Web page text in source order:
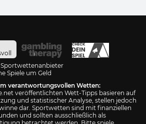
Spiele um Geld
verantwortungsvollen Wetten:
veröffentlichten Wett-Tipps basieren auf
und statistischer Analyse, stellen jedoch
dar. Sportwetten sind mit finanziellen
und sollten ausschließlich als